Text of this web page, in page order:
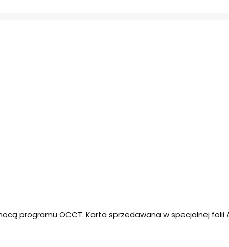
programu OCCT. Karta sprzedawana w specjalnej folii